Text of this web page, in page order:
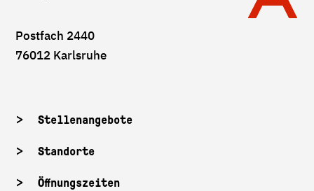
Postfach 2440
76012 Karlsruhe
Stellenangebote
Standorte
Öffnungszeiten